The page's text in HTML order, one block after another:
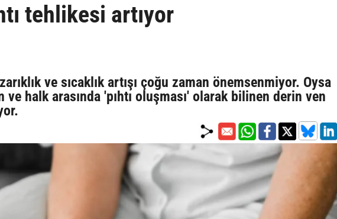
tehlikesi artıyor
ve sıcaklık artışı çoğu zaman önemsenmiyor. Oysa
halk arasında 'pıhtı oluşması' olarak bilinen derin ven